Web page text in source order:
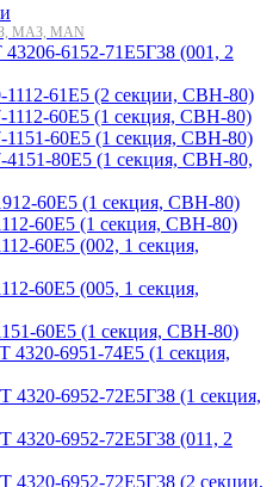
МАЗ, MAN
6152-71Е5Г38 (001, 2
1112-61Е5 (2 секции, СВН-80)
1112-60Е5 (1 секция, СВН-80)
1151-60Е5 (1 секция, СВН-80)
4151-80Е5 (1 секция, СВН-80,
60Е5 (1 секция, СВН-80)
60Е5 (1 секция, СВН-80)
60Е5 (002, 1 секция,
60Е5 (005, 1 секция,
60Е5 (1 секция, СВН-80)
4320-6951-74Е5 (1 секция,
4320-6952-72Е5Г38 (1 секция,
4320-6952-72Е5Г38 (011, 2
4320-6952-72Е5Г38 (2 секции,